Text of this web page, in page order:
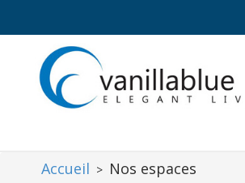
Accueil > Nos espaces